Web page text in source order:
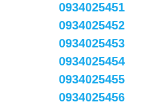
0934025451
0934025452
0934025453
0934025454
0934025455
0934025456